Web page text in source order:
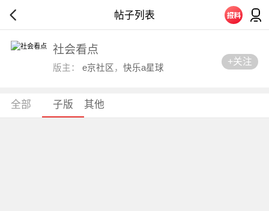
帖子列表
社会看点
版主： e京社区 ， 快乐a星球
+关注
全部 子版 其他